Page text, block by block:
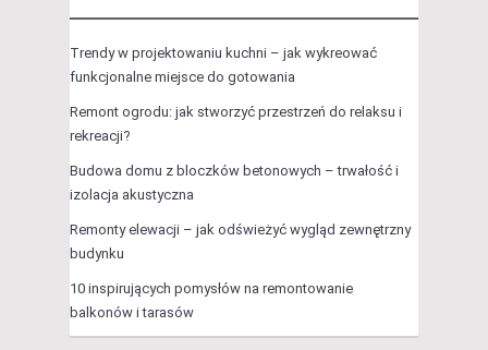
Trendy w projektowaniu kuchni – jak wykreować
funkcjonalne miejsce do gotowania
Remont ogrodu: jak stworzyć przestrzeń do relaksu i
rekreacji?
Budowa domu z bloczków betonowych – trwałość i
izolacja akustyczna
Remonty elewacji – jak odświeżyć wygląd zewnętrzny
budynku
10 inspirujących pomysłów na remontowanie
balkonów i tarasów